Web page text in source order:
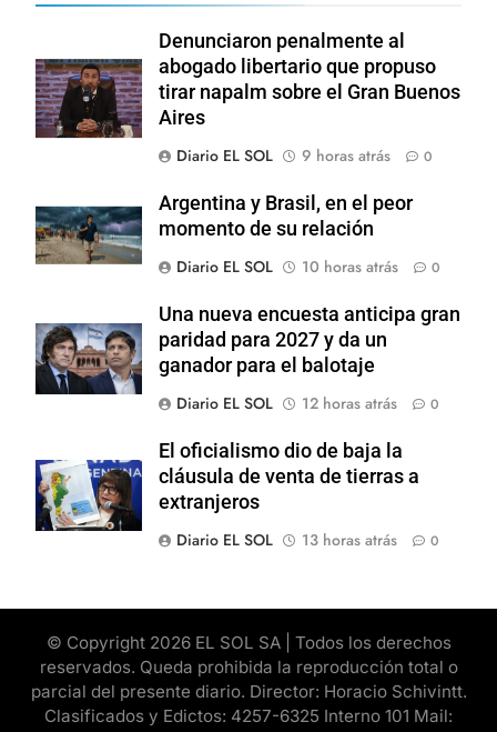
Denunciaron penalmente al
abogado libertario que propuso
tirar napalm sobre el Gran Buenos
Aires
Diario EL SOL
9 horas atrás 0
Argentina y Brasil, en el peor
momento de su relación
Diario EL SOL
10 horas atrás 0
Una nueva encuesta anticipa gran
paridad para 2027 y da un
ganador para el balotaje
Diario EL SOL
12 horas atrás 0
El oficialismo dio de baja la
cláusula de venta de tierras a
extranjeros
Diario EL SOL
13 horas atrás 0
© Copyright 2026 EL SOL SA | Todos los derechos
reservados. Queda prohibida la reproducción total o
parcial del presente diario. Director: Horacio Schivintt.
Clasificados y Edictos: 4257-6325 Interno 101 Mail: